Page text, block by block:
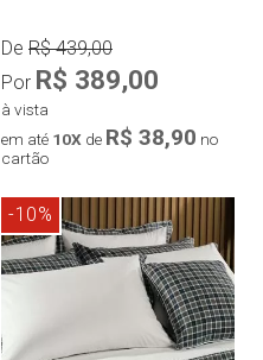
De R$ 439,00
Por R$ 389,00
à vista
em até 10X de R$ 38,90 no
cartão
Compra rápida
-10%